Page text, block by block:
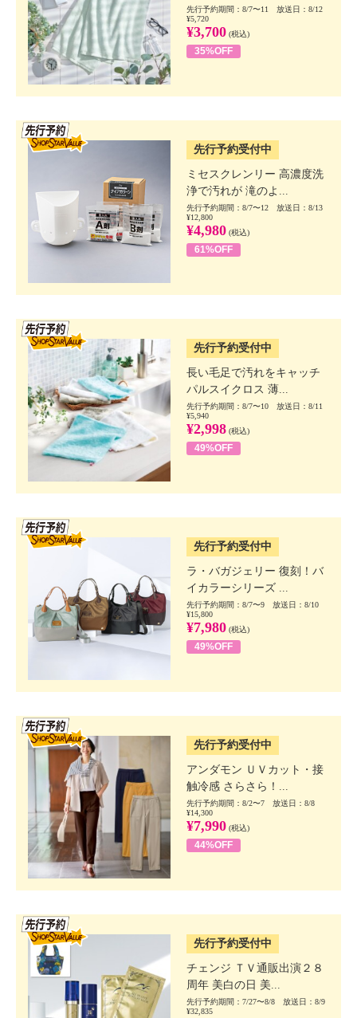
先行予約期間：8/7〜11 放送日：8/12
¥5,720
¥3,700 (税込)
35%OFF
先行予約受付中
ミセスクレンリー 高濃度洗
浄で汚れが 滝のよ...
先行予約期間：8/7〜12 放送日：8/13
¥12,800
¥4,980 (税込)
61%OFF
先行予約受付中
長い毛足で汚れをキャッチ
パルスイクロス 薄...
先行予約期間：8/7〜10 放送日：8/11
¥5,940
¥2,998 (税込)
49%OFF
先行予約受付中
ラ・バガジェリー 復刻！バ
イカラーシリーズ ...
先行予約期間：8/7〜9 放送日：8/10
¥15,800
¥7,980 (税込)
49%OFF
先行予約受付中
アンダモン ＵＶカット・接
触冷感 さらさら！...
先行予約期間：8/2〜7 放送日：8/8
¥14,300
¥7,990 (税込)
44%OFF
先行予約受付中
チェンジ ＴＶ通販出演２８
周年 美白の日 美...
先行予約期間：7/27〜8/8 放送日：8/9
¥32,835